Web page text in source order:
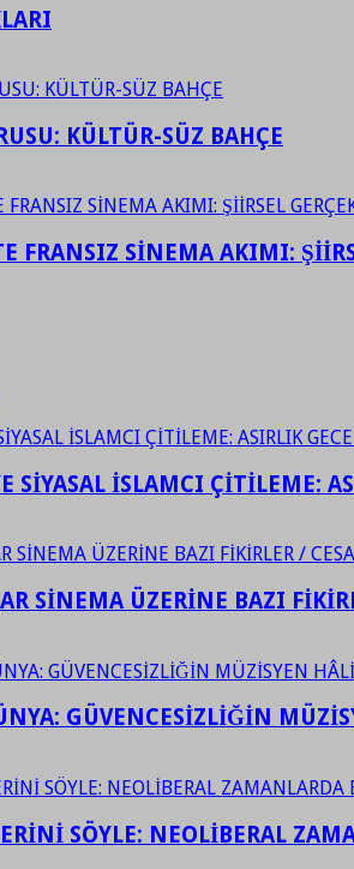
KÜLTÜR-SÜZ BAHÇE
FRANSIZ SİNEMA AKIMI:
SİYASAL İSLAMCI ÇİTİLEME:
SİNEMA ÜZERİNE BAZI
GÜVENCESİZLİĞİN
SÖYLE: NEOLİBERAL